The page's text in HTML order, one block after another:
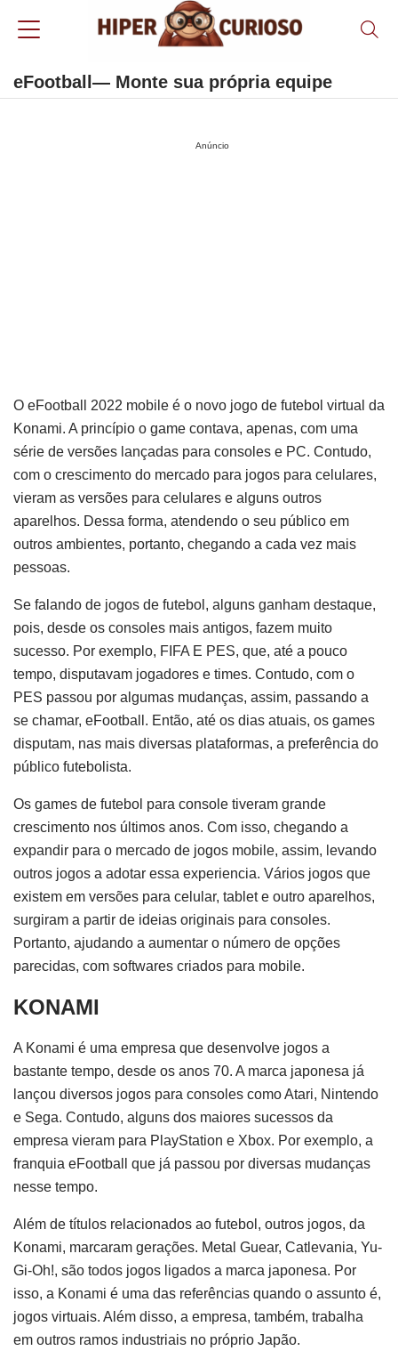
eFootball— Monte sua própria equipe
Anúncio
O eFootball 2022 mobile é o novo jogo de futebol virtual da
Konami. A princípio o game contava, apenas, com uma
série de versões lançadas para consoles e PC. Contudo,
com o crescimento do mercado para jogos para celulares,
vieram as versões para celulares e alguns outros
aparelhos. Dessa forma, atendendo o seu público em
outros ambientes, portanto, chegando a cada vez mais
pessoas.
Se falando de jogos de futebol, alguns ganham destaque,
pois, desde os consoles mais antigos, fazem muito
sucesso. Por exemplo, FIFA E PES, que, até a pouco
tempo, disputavam jogadores e times. Contudo, com o
PES passou por algumas mudanças, assim, passando a
se chamar, eFootball. Então, até os dias atuais, os games
disputam, nas mais diversas plataformas, a preferência do
público futebolista.
Os games de futebol para console tiveram grande
crescimento nos últimos anos. Com isso, chegando a
expandir para o mercado de jogos mobile, assim, levando
outros jogos a adotar essa experiencia. Vários jogos que
existem em versões para celular, tablet e outro aparelhos,
surgiram a partir de ideias originais para consoles.
Portanto, ajudando a aumentar o número de opções
parecidas, com softwares criados para mobile.
KONAMI
A Konami é uma empresa que desenvolve jogos a
bastante tempo, desde os anos 70. A marca japonesa já
lançou diversos jogos para consoles como Atari, Nintendo
e Sega. Contudo, alguns dos maiores sucessos da
empresa vieram para PlayStation e Xbox. Por exemplo, a
franquia eFootball que já passou por diversas mudanças
nesse tempo.
Além de títulos relacionados ao futebol, outros jogos, da
Konami, marcaram gerações. Metal Guear, Catlevania, Yu-
Gi-Oh!, são todos jogos ligados a marca japonesa. Por
isso, a Konami é uma das referências quando o assunto é,
jogos virtuais. Além disso, a empresa, também, trabalha
em outros ramos industriais no próprio Japão.